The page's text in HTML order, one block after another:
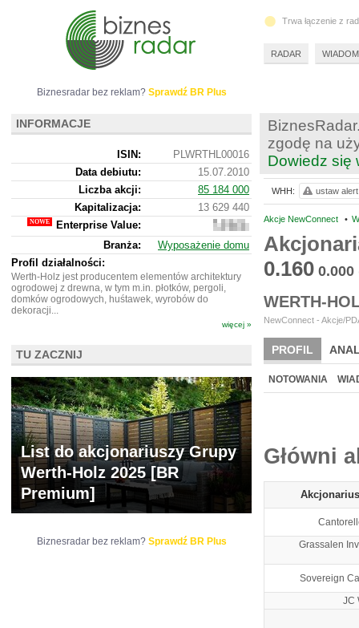
zgodę na
Dowiedz się
Akcje NewConnect •
0.160 0.000
WERTH-
NewConnect - Akcje/
PROFIL
BR LAB
NOTOWANIA
Główni
Grassalen
Sovereign
JC
WHH: ustaw alert
Biznesradar bez reklam? Sprawdź BR Plus
INFORMACJE
ISIN:
PLWRTHL00016
Data debiutu:
15.07.2010
Liczba akcji:
85 184 000
Kapitalizacja:
13 629 440
Enterprise Value:
31
896
440
Branża:
Wyposażenie domu
Profil działalności:
Werth-Holz jest producentem elementów architektury
ogrodowej z drewna, w tym m.in. płotków, pergoli,
domków ogrodowych, huśtawek, wyrobów do
dekoracji...
więcej »
TU ZACZNIJ
List do akcjonariuszy Grupy
Werth-Holz 2025 [BR
Premium]
Biznesradar bez reklam? Sprawdź BR Plus
Trwa łączenie z
RADAR